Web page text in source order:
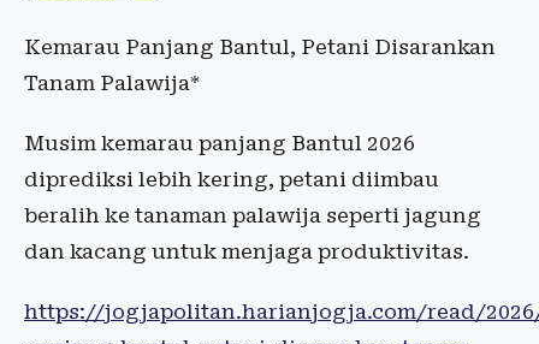
Kemarau Panjang Bantul, Petani Disarankan
Tanam Palawija*
Musim kemarau panjang Bantul 2026
diprediksi lebih kering, petani diimbau
beralih ke tanaman palawija seperti jagung
dan kacang untuk menjaga produktivitas.
https://jogjapolitan.harianjogja.com/read/